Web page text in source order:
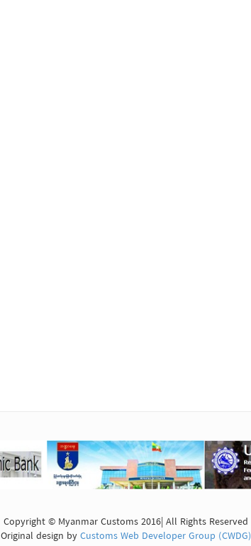
Copyright © Myanmar Customs 2016| All Rights Reserved
Original design byCustoms Web Developer Group (CWDG)